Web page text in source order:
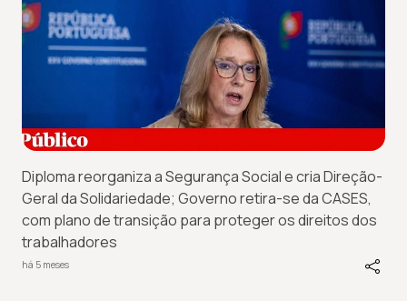
Diploma reorganiza a Segurança Social e cria Direção-
Geral da Solidariedade; Governo retira-se da CASES,
com plano de transição para proteger os direitos dos
trabalhadores
há 5 meses